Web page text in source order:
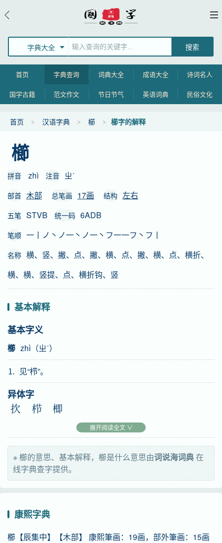
字典大全
首页 字典查询 词典大全 成语大全 诗词名人
国学古籍 范文作文 节日节气 英语词典 民俗文化
首页 汉语字典 櫛 櫛字的解释
櫛
拼音 zhì 注音 ㄓˋ
部首 木部 总笔画 17画 结构 左右
五笔 STVB 统一码 6ADB
笔顺 一丨ノ丶ノ一丶ノ一丶フ一一フ丶フ丨
名称 横、竖、撇、点、撇、横、点、撇、横、点、横折、
横、横、竖提、点、横折钩、竖
基本解释
基本字义
櫛 zhì（ㄓˋ）
⒈ 见“栉”。
异体字
扻 栉 楖
comb out; weed out, eliminate
展开阅读全文 ∨
※ 櫛的意思、基本解释，櫛是什么意思由词说海词典在
线字典查字提供。
康熙字典
櫛【辰集中】【木部】 康熙筆画：19画，部外筆画：15画